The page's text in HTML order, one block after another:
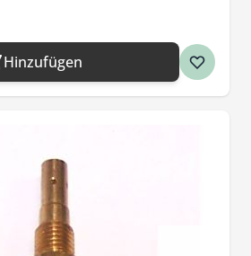
Hinzufügen